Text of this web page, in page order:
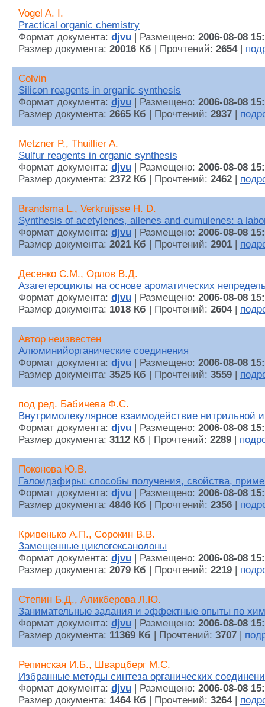
Vogel A. I.
Practical organic chemistry
Формат документа: djvu | Размещено: 2006-08-08
Размер документа: 20016 Кб | Прочтений: 2654|
Colvin
Silicon reagents in organic synthesis
Формат документа: djvu | Размещено: 2006-08-08
Размер документа: 2665 Кб | Прочтений: 2937
Metzner P., Thuillier A.
Sulfur reagents in organic synthesis
Формат документа: djvu | Размещено: 2006-08-08
Размер документа: 2372 Кб | Прочтений: 2462
Brandsma L., Verkruijsse H. D.
Synthesis of acetylenes, allenes and cumulenes: a
Формат документа: djvu | Размещено: 2006-08-08
Размер документа: 2021 Кб | Прочтений: 2901
Десенко С.М., Орлов В.Д.
Азагетероциклы на основе ароматических
Формат документа: djvu | Размещено: 2006-08-08
Размер документа: 1018 Кб | Прочтений: 2604|
Автор неизвестен
Алюминийорганические соединения
Формат документа: djvu | Размещено: 2006-08-08
Размер документа: 3525 Кб | Прочтений: 3559
под ред. Бабичева Ф.С.
Внутримолекулярное взаимодействие нитрильной
Формат документа: djvu | Размещено: 2006-08-08
Размер документа: 3112 Кб | Прочтений: 2289
Поконова Ю.В.
Галоидэфиры: способы получения, свойства,
Формат документа: djvu | Размещено: 2006-08-08
Размер документа: 4846 Кб | Прочтений: 2356
Кривенько А.П., Сорокин В.В.
Замещенные циклогексанолоны
Формат документа: djvu | Размещено: 2006-08-08
Размер документа: 2079 Кб | Прочтений: 2219
Степин Б.Д., Аликберова Л.Ю.
Занимательные задания и эффектные опыты по
Формат документа: djvu | Размещено: 2006-08-08
Размер документа: 11369 Кб | Прочтений: 3707
Репинская И.Б., Шварцберг М.С.
Избранные методы синтеза органических
Формат документа: djvu | Размещено: 2006-08-08
Размер документа: 1464 Кб | Прочтений: 3264|